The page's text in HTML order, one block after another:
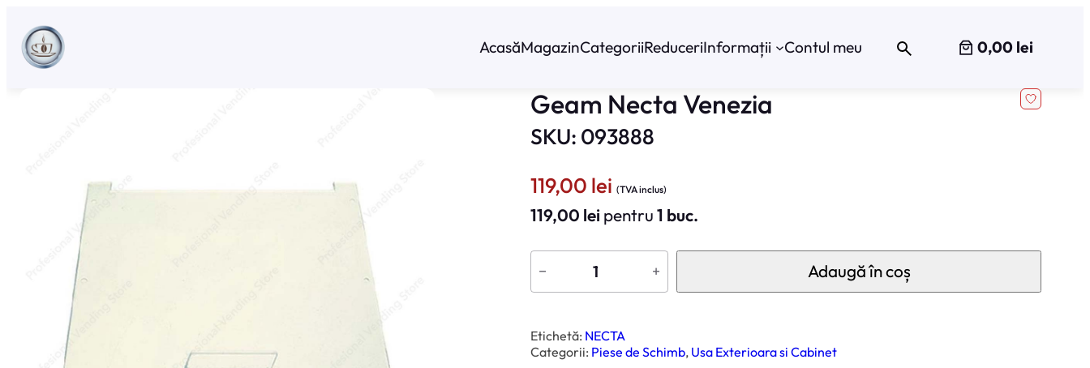
conținut
AcasăMagazinCategoriiReduceriInformații Contul meu 0,00 lei
Geam Necta Venezia
SKU: 093888
119,00 lei (TVA inclus)
119,00 lei pentru1 buc.
C
t
t
e
G
− + Adaugă în coș
Etichetă: NECTA
Categorii: Piese de Schimb, Usa Exterioara si Cabinet